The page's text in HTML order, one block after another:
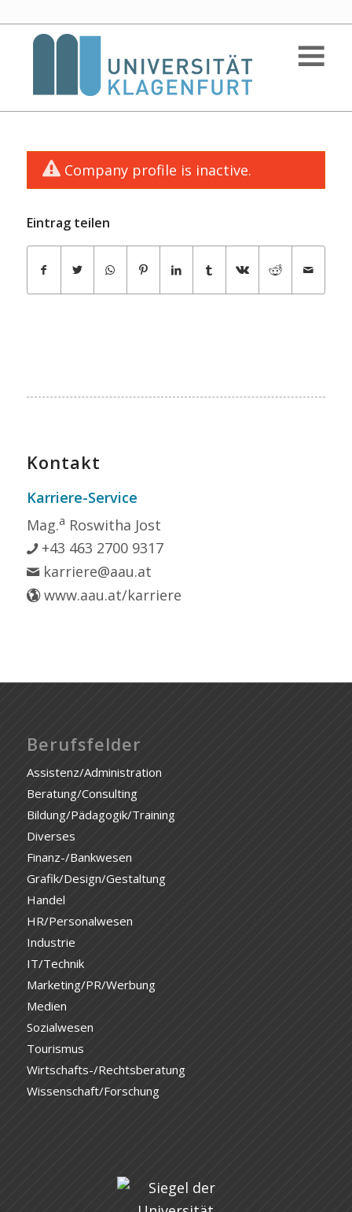
Company profile is inactive.
Eintrag teilen
Kontakt
Karriere-Service
Mag.a Roswitha Jost
+43 463 2700 9317
karriere@aau.at
www.aau.at/karriere
Berufsfelder
Assistenz/Administration
Beratung/Consulting
Bildung/Pädagogik/Training
Diverses
Finanz-/Bankwesen
Grafik/Design/Gestaltung
Handel
HR/Personalwesen
Industrie
IT/Technik
Marketing/PR/Werbung
Medien
Sozialwesen
Tourismus
Wirtschafts-/Rechtsberatung
Wissenschaft/Forschung